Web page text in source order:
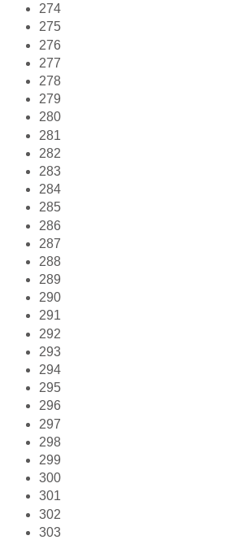
274
275
276
277
278
279
280
281
282
283
284
285
286
287
288
289
290
291
292
293
294
295
296
297
298
299
300
301
302
303